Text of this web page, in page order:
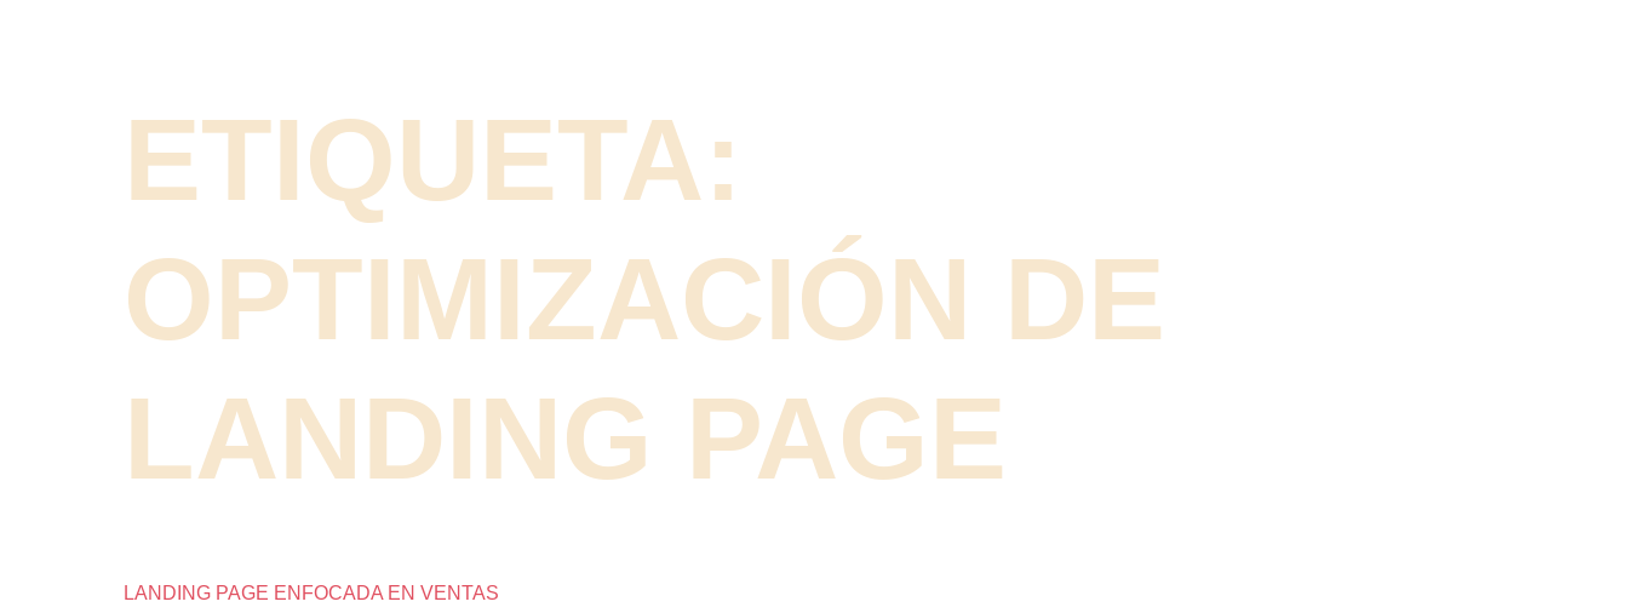
ETIQUETA:
OPTIMIZACIÓN DE
LANDING PAGE
LANDING PAGE ENFOCADA EN VENTAS